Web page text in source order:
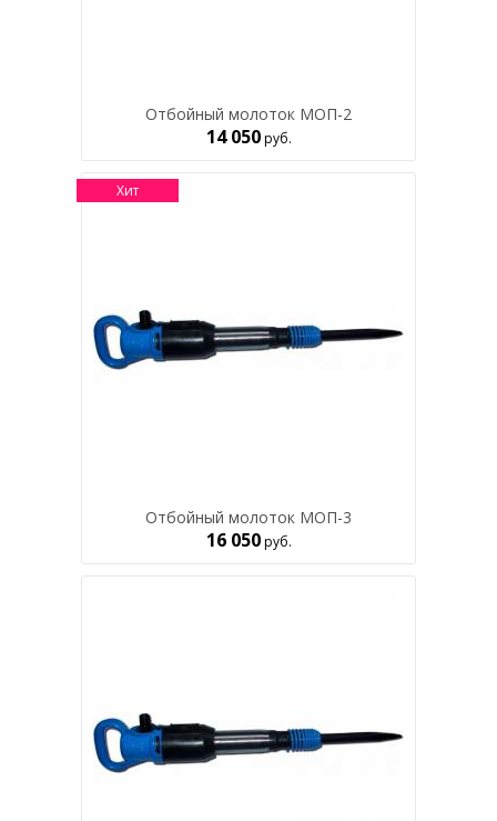
Отбойный молоток МОП-2
14 050руб.
Хит
Отбойный молоток МОП-3
16 050руб.